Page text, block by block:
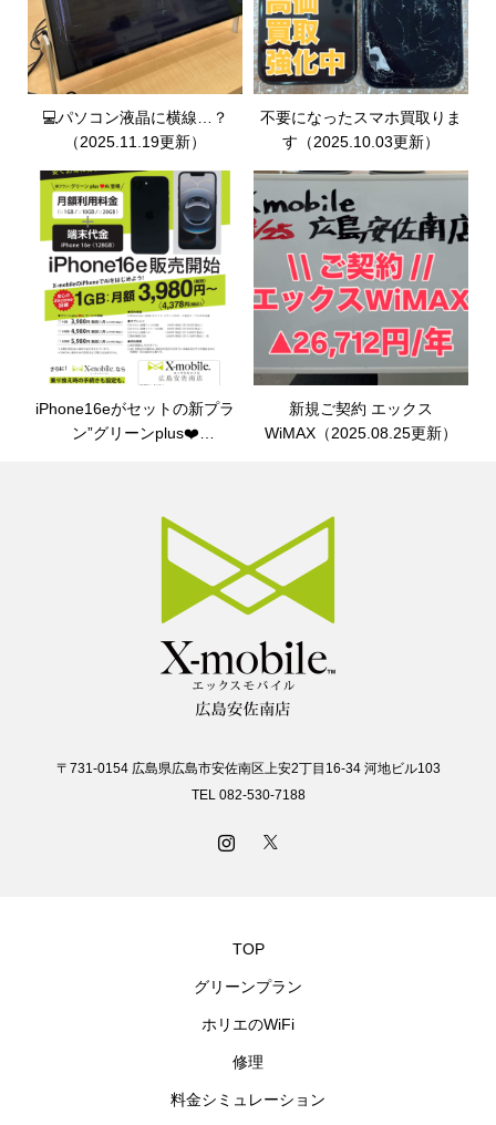
💻パソコン液晶に横線…？
（2025.11.19更新）
不要になったスマホ買取りま
す（2025.10.03更新）
iPhone16eがセットの新プラ
ン”グリーンplus❤️
新規ご契約 エックス
WiMAX（2025.08.25更新）
〒731-0154 広島県広島市安佐南区上安2丁目16-34 河地ビル103
TEL 082-530-7188
TOP
グリーンプラン
ホリエのWiFi
修理
料金シミュレーション